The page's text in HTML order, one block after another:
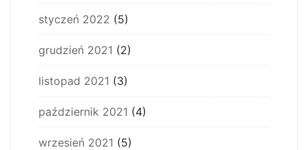
styczeń 2022 (5)
grudzień 2021 (2)
listopad 2021 (3)
październik 2021 (4)
wrzesień 2021 (5)